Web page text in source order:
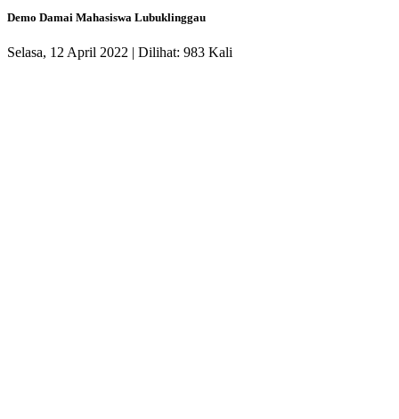
Demo Damai Mahasiswa Lubuklinggau
Selasa, 12 April 2022 | Dilihat: 983 Kali